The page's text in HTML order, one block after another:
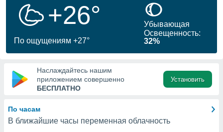
Вы можете
к этому
доступ
+26°
По ощущениям +27°
Убывающая
Освещенность:
32%
Наслаждайтесь нашим
приложением совершенно
БЕСПЛАТНО
Установить
По часам
В ближайшие часы переменная облачность